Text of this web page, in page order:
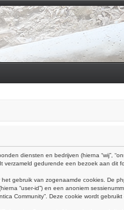
diensten en bedrijven (hierna “wij”,
verzameld gedurende een bezoek aan dit
gebruik van zogenaamde cookies. De
“user-id”) en een anoniem
Community”. Deze cookie wordt